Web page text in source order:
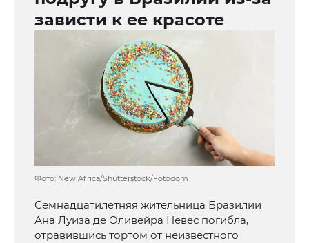
зависти к ее красоте
Фото: New Africa/Shutterstock/Fotodom
Семнадцатилетняя жительница Бразилии
Ана Луиза де Оливейра Невес погибла,
отравившись тортом от неизвестного